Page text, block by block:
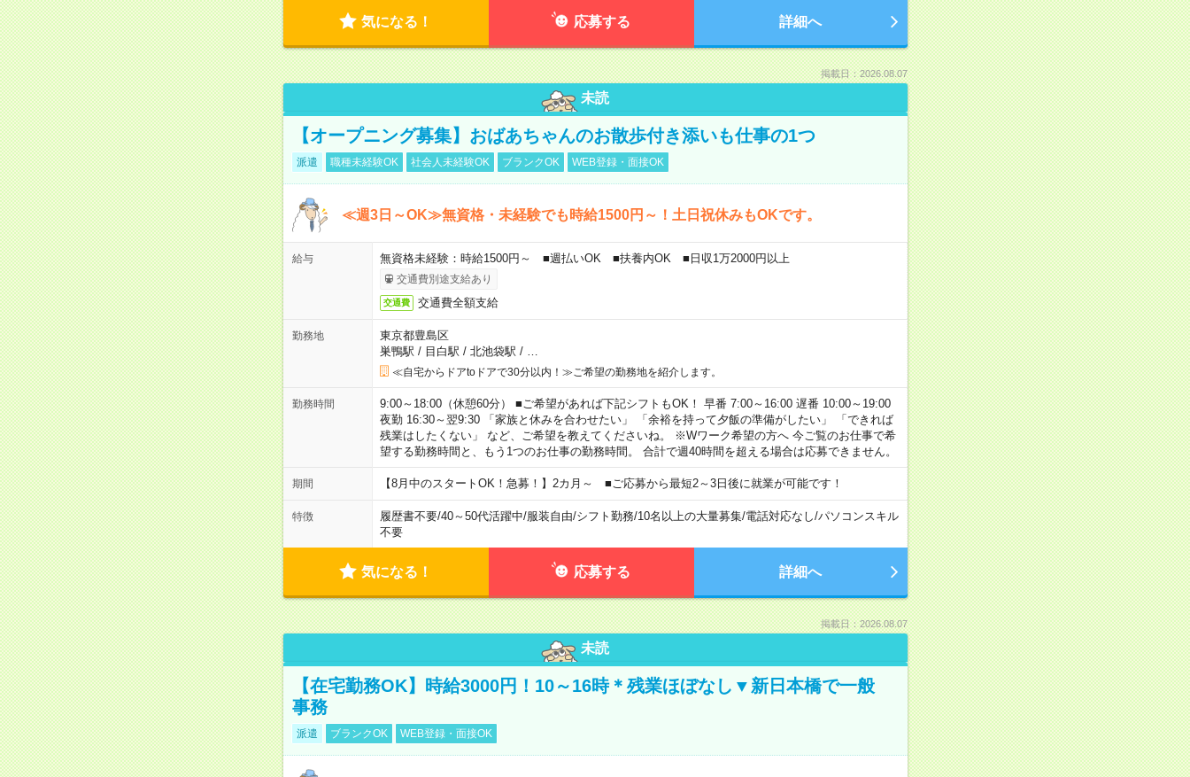
気になる！ 応募する 詳細へ
掲載日：2026.08.07
未読
【オープニング募集】おばあちゃんのお散歩付き添いも仕事の1つ
派遣 職種未経験OK 社会人未経験OK ブランクOK WEB登録・面接OK
≪週3日～OK≫無資格・未経験でも時給1500円～！土日祝休みもOKです。
給与 無資格未経験：時給1500円～ ■週払いOK ■扶養内OK ■日収1万2000円以上
交通費別途支給あり
交通費 交通費全額支給
勤務地
東京都豊島区
巣鴨駅 / 目白駅 / 北池袋駅 /
≪自宅からドアtoドアで30分以内！≫ご希望の勤務地を紹介します。
勤務時間
9:00～18:00（休憩60分） ■ご希望があれば下記シフトもOK！ 早番 7:00～16:00 遅番 10:00～19:00
夜勤 16:30～翌9:30 「家族と休みを合わせたい」 「余裕を持って夕飯の準備がしたい」 「できれば
残業はしたくない」 など、ご希望を教えてくださいね。 ※Wワーク希望の方へ 今ご覧のお仕事で希
望する勤務時間と、もう1つのお仕事の勤務時間。 合計で週40時間を超える場合は応募できません。
期間 【8月中のスタートOK！急募！】2カ月～ ■ご応募から最短2～3日後に就業が可能です！
特徴 履歴書不要/40～50代活躍中/服装自由/シフト勤務/10名以上の大量募集/電話対応なし/パソコンスキル
不要
気になる！ 応募する 詳細へ
掲載日：2026.08.07
未読
【在宅勤務OK】時給3000円！10～16時＊残業ほぼなし▼新日本橋で一般
事務
派遣 ブランクOK WEB登録・面接OK